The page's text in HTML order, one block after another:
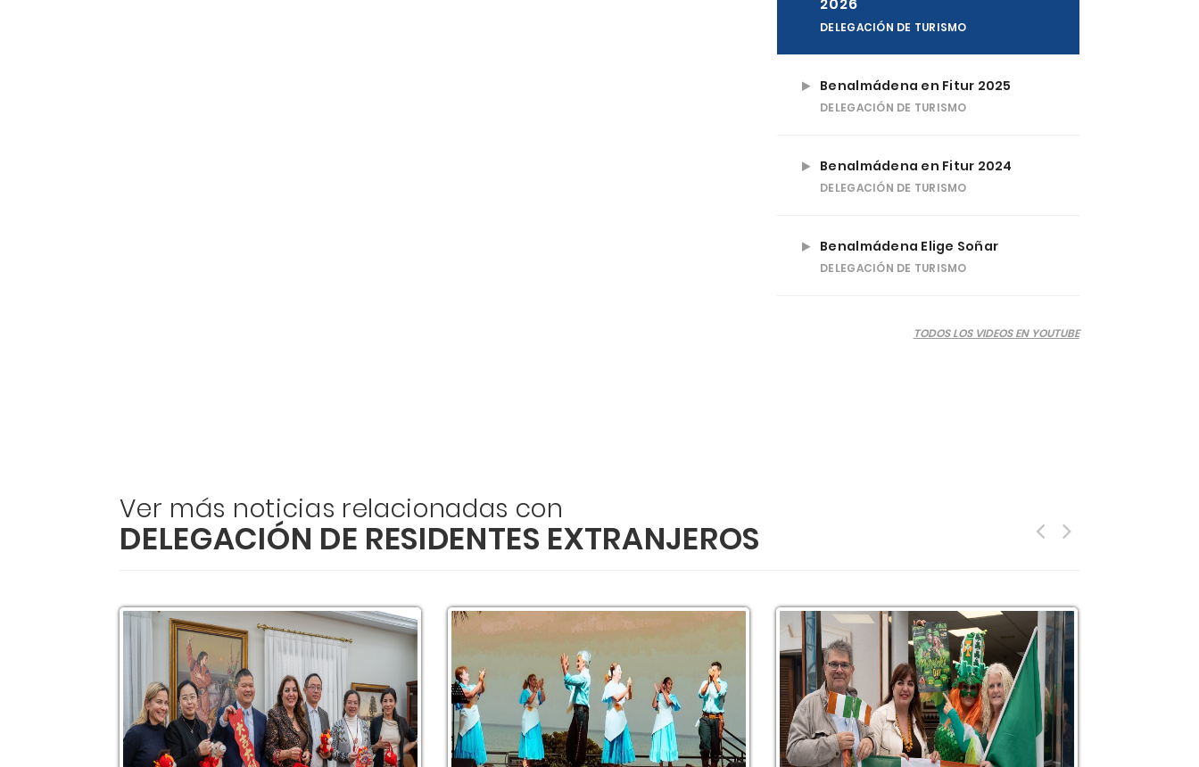
DELEGACIÓN DE TURISMO
Benalmádena en Fitur 2025
DELEGACIÓN DE TURISMO
Benalmádena en Fitur 2024
DELEGACIÓN DE TURISMO
Benalmádena Elige Soñar
DELEGACIÓN DE TURISMO
TODOS LOS VIDEOS EN YOUTUBE
Ver más noticias relacionadas con
DELEGACIÓN DE RESIDENTES EXTRANJEROS